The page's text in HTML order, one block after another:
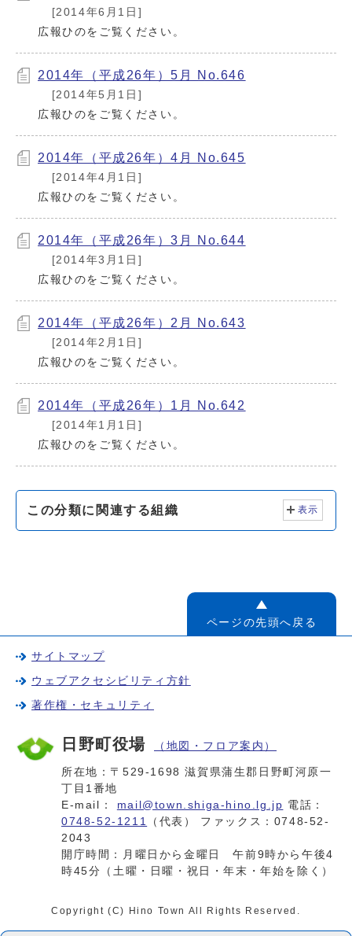
[2014年6月1日]
広報ひのをご覧ください。
2014年（平成26年）5月 No.646
[2014年5月1日]
広報ひのをご覧ください。
2014年（平成26年）4月 No.645
[2014年4月1日]
広報ひのをご覧ください。
2014年（平成26年）3月 No.644
[2014年3月1日]
広報ひのをご覧ください。
2014年（平成26年）2月 No.643
[2014年2月1日]
広報ひのをご覧ください。
2014年（平成26年）1月 No.642
[2014年1月1日]
広報ひのをご覧ください。
この分類に関連する組織 表示
ページの先頭へ戻る
サイトマップ
ウェブアクセシビリティ方針
著作権・セキュリティ
日野町役場 （地図・フロア案内）
所在地：〒529-1698 滋賀県蒲生郡日野町河原一
丁目1番地
E-mail： mail@town.shiga-hino.lg.jp 電話：
0748-52-1211
（代表） ファックス：0748-52-
2043
開庁時間：月曜日から金曜日 午前9時から午後4
時45分（土曜・日曜・祝日・年末・年始を除く）
Copyright (C) Hino Town All Rights Reserved.